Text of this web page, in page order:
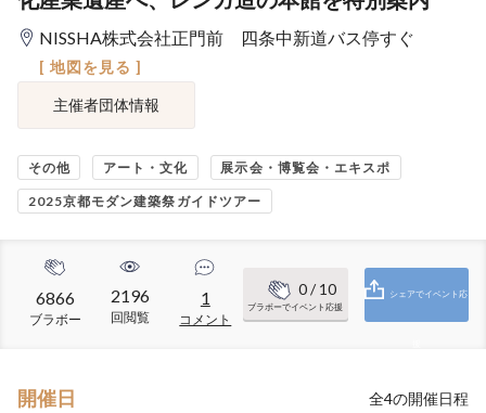
NISSHA株式会社正門前 四条中新道バス停すぐ
[ 地図を見る ]
主催者団体情報
その他 アート・文化 展示会・博覧会・エキスポ
2025京都モダン建築祭ガイドツアー
6866
ブラボー
2196
回閲覧
1
コメント
0/ 10
ブラボーでイベント応援
シェアでイベント応
開催日 全4の開催日程